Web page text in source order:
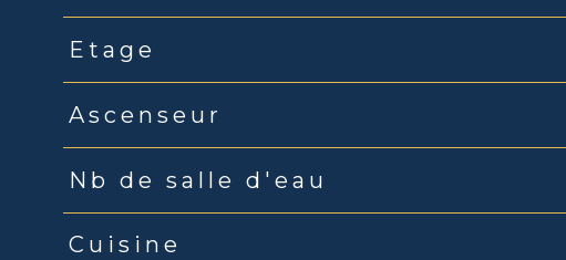
Etage
Ascenseur
Nb de salle d'eau
Cuisine